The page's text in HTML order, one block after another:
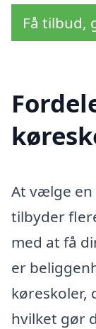
Få tilbud,
At vælge en
tilbyder
med at få
er
køreskoler,
hvilket gør